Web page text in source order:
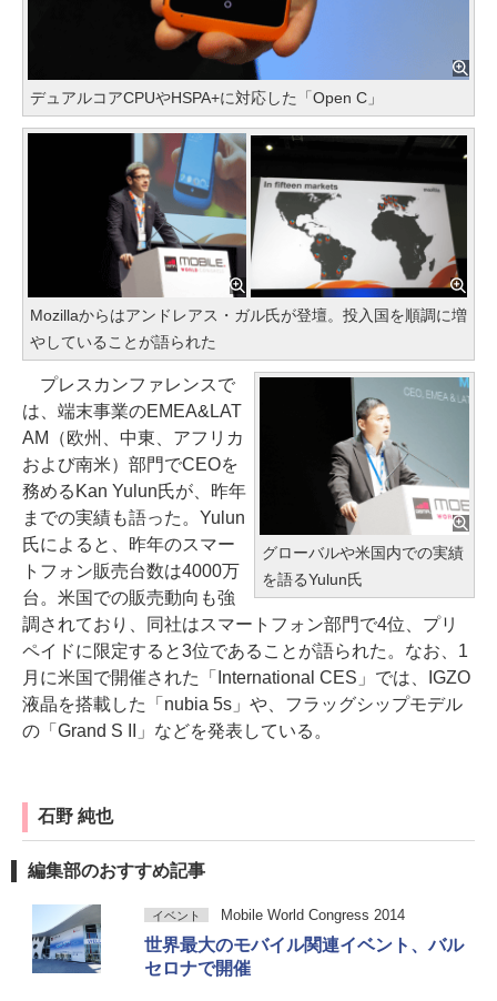
デュアルコアCPUやHSPA+に対応した「Open C」
Mozillaからはアンドレアス・ガル氏が登壇。投入国を順調に増
やしていることが語られた
グローバルや米国内での実績
を語るYulun氏
プレスカンファレンスで
は、端末事業のEMEA&LAT
AM（欧州、中東、アフリカ
および南米）部門でCEOを
務めるKan Yulun氏が、昨年
までの実績も語った。Yulun
氏によると、昨年のスマー
トフォン販売台数は4000万
台。米国での販売動向も強
調されており、同社はスマートフォン部門で4位、プリ
ペイドに限定すると3位であることが語られた。なお、1
月に米国で開催された「International CES」では、IGZO
液晶を搭載した「nubia 5s」や、フラッグシップモデル
の「Grand S II」などを発表している。
石野 純也
編集部のおすすめ記事
イベント Mobile World Congress 2014
世界最大のモバイル関連イベント、バル
セロナで開催